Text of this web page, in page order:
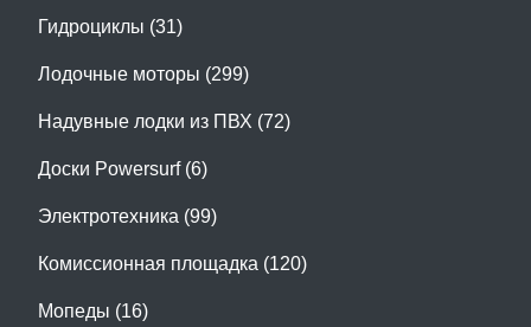
Гидроциклы (31)
Лодочные моторы (299)
Надувные лодки из ПВХ (72)
Доски Powersurf (6)
Электротехника (99)
Комиссионная площадка (120)
Мопеды (16)